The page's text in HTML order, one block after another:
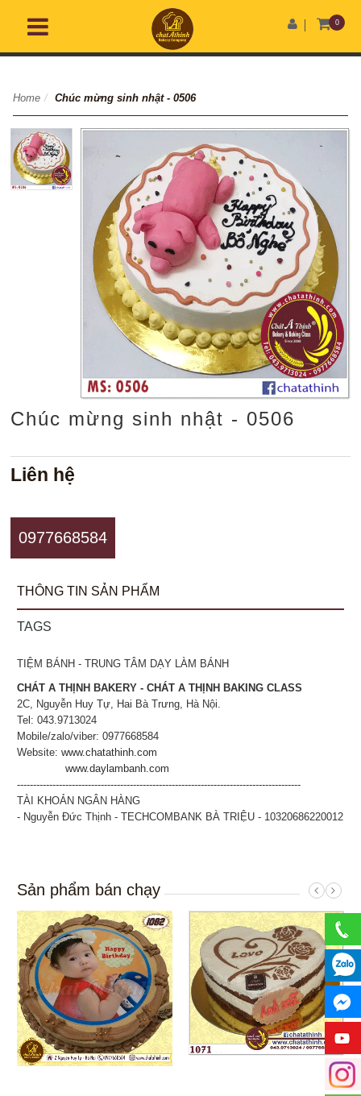
0
Home / Chúc mừng sinh nhật - 0506
Chúc mừng sinh nhật - 0506
Liên hệ
0977668584
THÔNG TIN SẢN PHẨM
TAGS
TIỆM BÁNH - TRUNG TÂM DẠY LÀM BÁNH
CHÁT A THỊNH BAKERY - CHÁT A THỊNH BAKING CLASS
2C, Nguyễn Huy Tự, Hai Bà Trưng, Hà Nội.
Tel: 043.9713024
Mobile/zalo/viber: 0977668584
Website:www.chatathinh.com
www.daylambanh.com
----------------------------------------------------------------------------------------
TÀI KHOẢN NGÂN HÀNG
- Nguyễn Đức Thịnh - TECHCOMBANK BÀ TRIỆU - 10320686220012
Sản phẩm bán chạy